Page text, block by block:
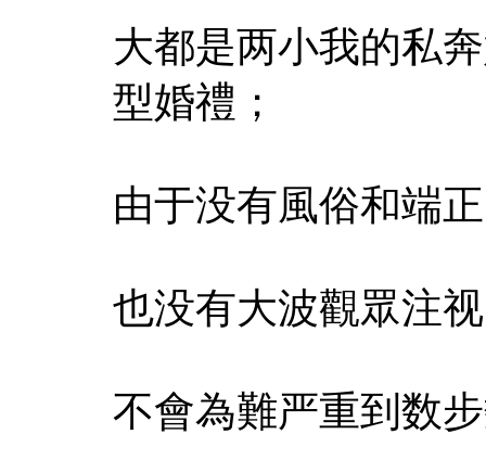
大都是两小我的私
型婚禮；
由于没有風俗和端
也没有大波觀眾注
不會為難严重到数